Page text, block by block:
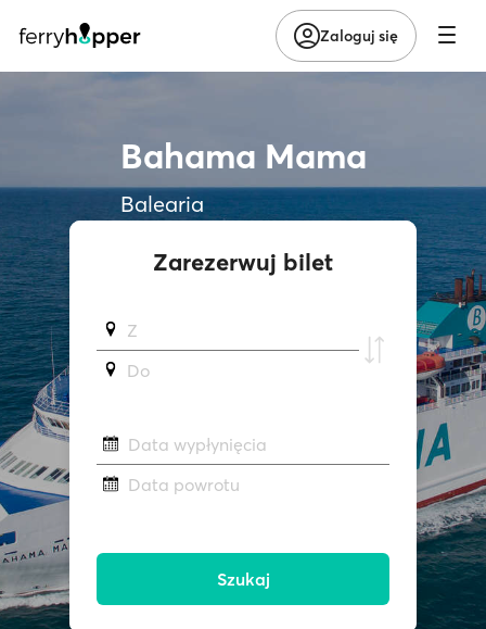
Zaloguj się
Bahama Mama
Balearia
Zarezerwuj bilet
Z
Do
Data wypłynięcia
Data powrotu
Szukaj